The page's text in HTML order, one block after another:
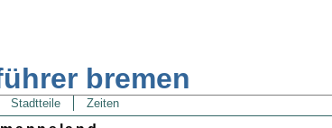
bremen
Stadtteile Zeiten